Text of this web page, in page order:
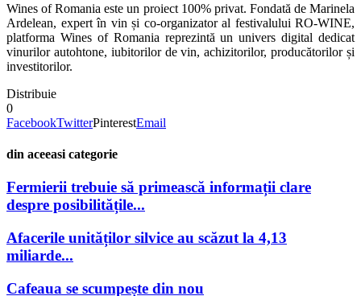
Wines of Romania este un proiect 100% privat. Fondată de Marinela
Ardelean, expert în vin și co-organizator al festivalului RO-WINE,
platforma Wines of Romania reprezintă un univers digital dedicat
vinurilor autohtone, iubitorilor de vin, achizitorilor, producătorilor și
investitorilor.
Distribuie
0
FacebookTwitterPinterestEmail
din aceeasi categorie
Fermierii trebuie să primească informații clare
despre posibilitățile...
Afacerile unităților silvice au scăzut la 4,13
miliarde...
Cafeaua se scumpește din nou